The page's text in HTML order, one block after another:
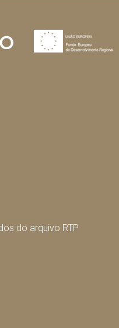
do arquivo RTP